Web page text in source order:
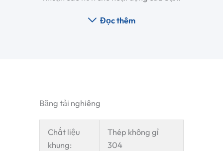
Đọc thêm
Băng tải nghiêng
Chất liệu
khung:
Thép không gỉ
304